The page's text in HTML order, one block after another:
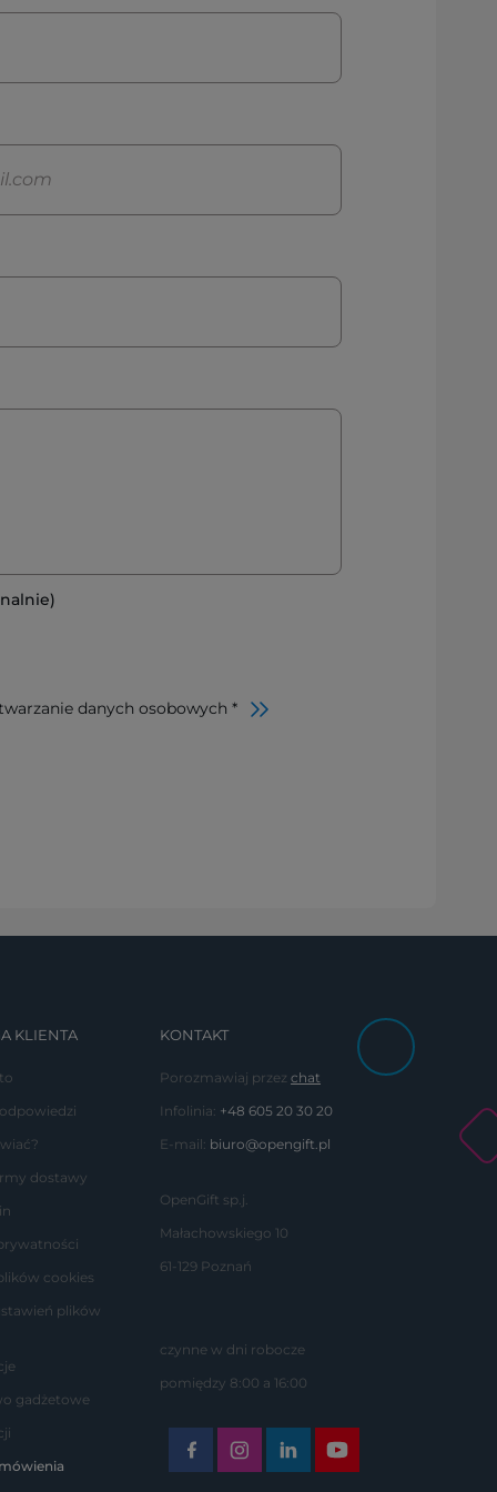
danych osobowych *
KLIENTA
dostawy
cookies
plików
gadżetowe
KONTAKT
Porozmawiaj przezchat
Infolinia: +48 605 20 30 20
E-mail: biuro@opengift.pl
OpenGift sp.j.
Małachowskiego 10
61-129 Poznań
czynne w dni robocze
pomiędzy 8:00 a 16:00